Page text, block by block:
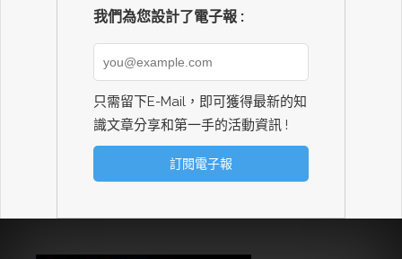
我們為您設計了電子報 :
只需留下E-Mail，即可獲得最新的知
識文章分享和第一手的活動資訊 !